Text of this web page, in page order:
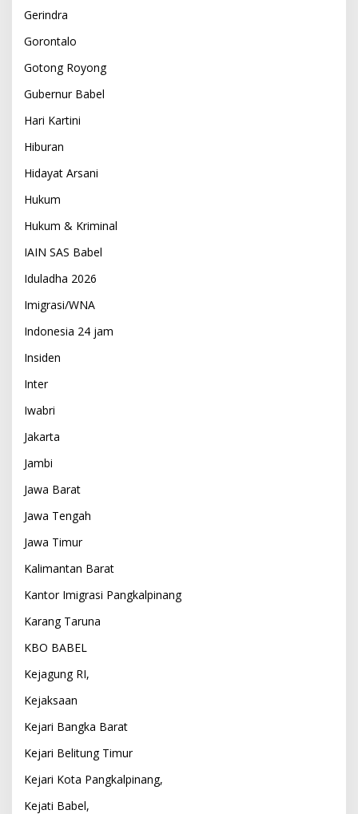
Gerindra
Gorontalo
Gotong Royong
Gubernur Babel
Hari Kartini
Hiburan
Hidayat Arsani
Hukum
Hukum & Kriminal
IAIN SAS Babel
Iduladha 2026
Imigrasi/WNA
Indonesia 24 jam
Insiden
Inter
Iwabri
Jakarta
Jambi
Jawa Barat
Jawa Tengah
Jawa Timur
Kalimantan Barat
Kantor Imigrasi Pangkalpinang
Karang Taruna
KBO BABEL
Kejagung RI,
Kejaksaan
Kejari Bangka Barat
Kejari Belitung Timur
Kejari Kota Pangkalpinang,
Kejati Babel,